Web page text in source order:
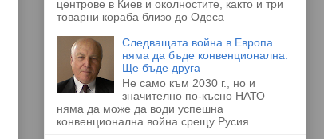
центрове в Киев и околностите, както и три
товарни кораба близо до Одеса
Следващата война в Европа
няма да бъде конвенционална.
Ще бъде друга
Не само към 2030 г., но и
значително по-късно НАТО
няма да може да води успешна
конвенционална война срещу Русия